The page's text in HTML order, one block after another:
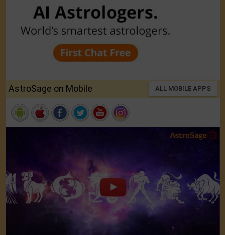
AstroSage on Mobile ALL MOBILE APPS